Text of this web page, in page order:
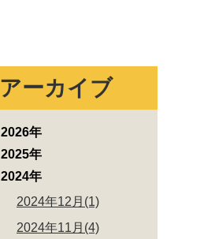
アーカイブ
2026年
2025年
2024年
2024年12月(1)
2024年11月(4)